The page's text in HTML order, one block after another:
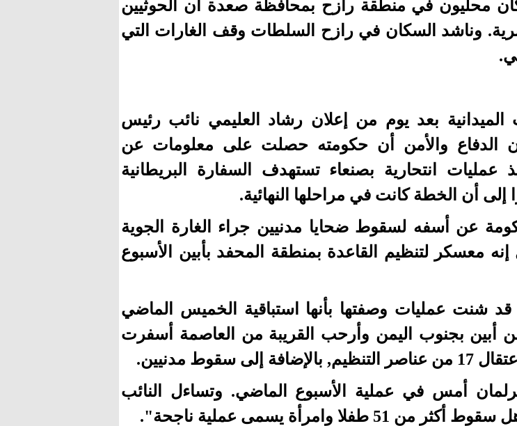
محليون في منطقة رازح بمحافظة صعدة أن الحوثيين
وناشد السكان في رازح السلطات وقف الغارات التي
بعد يوم من إعلان رشاد العليمي نائب رئيس
الدفاع والأمن أن حكومته حصلت على معلومات عن
عمليات انتحارية بصنعاء تستهدف السفارة البريطانية
أن الخطة كانت في مراحلها النهائية.
عن أسفه لسقوط ضحايا مدنيين جراء الغارة الجوية
معسكر لتنظيم القاعدة بمنطقة المحفد بأبين الأسبوع
قد شنت عمليات وصفتها بأنها استباقية الخميس الماضي
أبين بجنوب اليمن وأرحب القريبة من العاصمة أسفرت
أمس في عملية الأسبوع الماضي. وتساءل النائب
وامرأة يسمى عملية ناجحة".